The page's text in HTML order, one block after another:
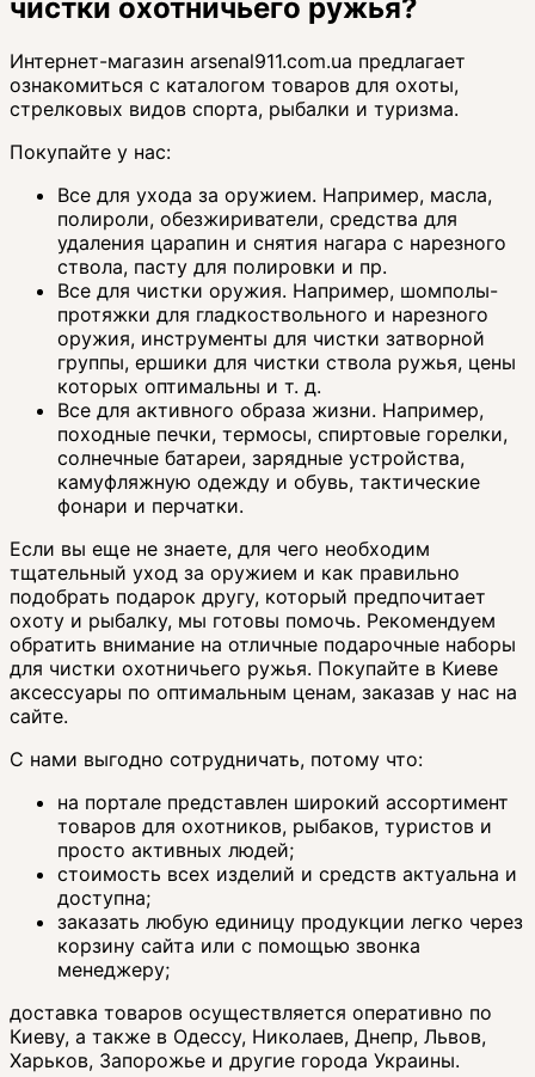
чистки охотничьего ружья?
Интернет-магазин arsenal911.com.ua предлагает
ознакомиться с каталогом товаров для охоты,
стрелковых видов спорта, рыбалки и туризма.
Покупайте у нас:
Все для ухода за оружием. Например, масла,
полироли, обезжириватели, средства для
удаления царапин и снятия нагара с нарезного
ствола, пасту для полировки и пр.
Все для чистки оружия. Например, шомполы-
протяжки для гладкоствольного и нарезного
оружия, инструменты для чистки затворной
группы, ершики для чистки ствола ружья, цены
которых оптимальны и т. д.
Все для активного образа жизни. Например,
походные печки, термосы, спиртовые горелки,
солнечные батареи, зарядные устройства,
камуфляжную одежду и обувь, тактические
фонари и перчатки.
Если вы еще не знаете, для чего необходим
тщательный уход за оружием и как правильно
подобрать подарок другу, который предпочитает
охоту и рыбалку, мы готовы помочь. Рекомендуем
обратить внимание на отличные подарочные наборы
для чистки охотничьего ружья. Покупайте в Киеве
аксессуары по оптимальным ценам, заказав у нас на
сайте.
С нами выгодно сотрудничать, потому что:
на портале представлен широкий ассортимент
товаров для охотников, рыбаков, туристов и
просто активных людей;
стоимость всех изделий и средств актуальна и
доступна;
заказать любую единицу продукции легко через
корзину сайта или с помощью звонка
менеджеру;
доставка товаров осуществляется оперативно по
Киеву, а также в Одессу, Николаев, Днепр, Львов,
Харьков, Запорожье и другие города Украины.